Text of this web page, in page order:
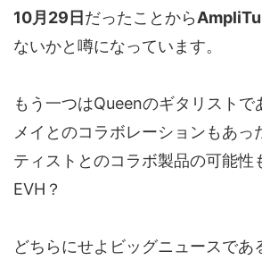
10月29日だったことから
ないかと噂になっています。
もう一つはQueenのギタリストで
メイとのコラボレーションもあっ
ティストとのコラボ製品の可能性
EVH？
どちらにせよビッグニュースであ